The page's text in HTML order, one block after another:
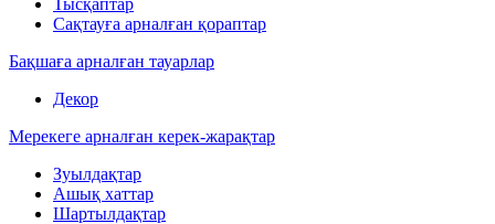
Тысқаптар
Сақтауға арналған қораптар
Бақшаға арналған тауарлар
Декор
Мерекеге арналған керек-жарақтар
Зуылдақтар
Ашық хаттар
Шартылдақтар